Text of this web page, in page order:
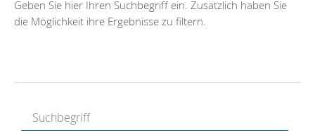
Geben Sie hier Ihren Suchbegriff ein. Zusätzlich haben Sie
die Möglichkeit ihre Ergebnisse zu filtern.